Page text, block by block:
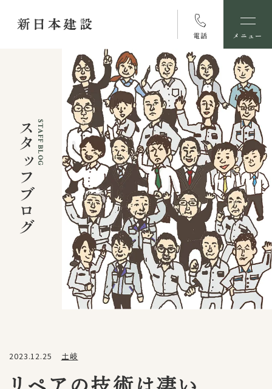
電話 メニュー
スタッフブログ
2023.12.25 土岐